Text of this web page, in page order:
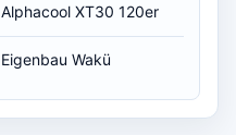
Alphacool XT30 120er
Eigenbau Wakü